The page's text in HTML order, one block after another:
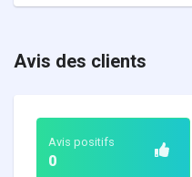
Avis des clients
Avis positifs
0